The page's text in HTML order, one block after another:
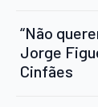
“Não
Jorge
Cinfães